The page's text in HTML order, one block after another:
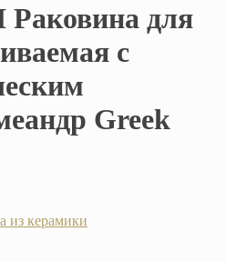
для
с
Greek
из керамики